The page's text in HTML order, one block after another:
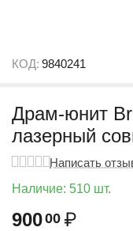
КОД: 9840241
Драм-юнит
лазерный
Написать
Наличие: 510 шт.
90000 ₽